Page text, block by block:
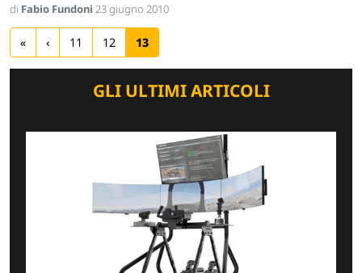
di Fabio Fundoni 23 giugno 2010
« ‹ 11 12 13
GLI ULTIMI ARTICOLI